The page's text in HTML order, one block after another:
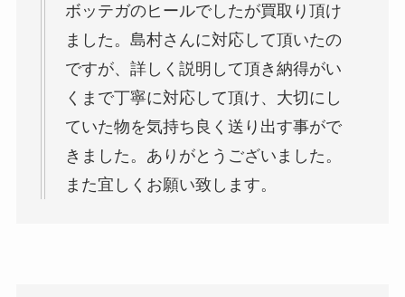
ボッテガのヒールでしたが買取り頂け
ました。島村さんに対応して頂いたの
ですが、詳しく説明して頂き納得がい
くまで丁寧に対応して頂け、大切にし
ていた物を気持ち良く送り出す事がで
きました。ありがとうございました。
また宜しくお願い致します。